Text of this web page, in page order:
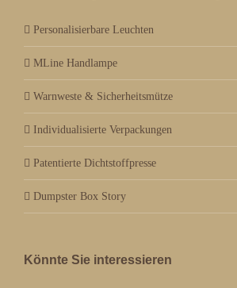
Personalisierbare Leuchten
MLine Handlampe
Warnweste & Sicherheitsmütze
Individualisierte Verpackungen
Patentierte Dichtstoffpresse
Dumpster Box Story
Könnte Sie interessieren